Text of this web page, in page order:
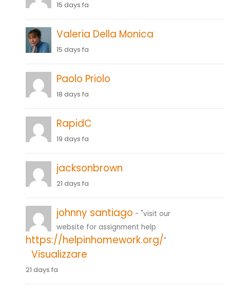
15 days fa
Valeria Della Monica
15 days fa
Paolo Priolo
18 days fa
RapidC
19 days fa
jacksonbrown
21 days fa
johnny santiago - "visit our
website for assignment help
https://helpinhomework.org/"
Visualizzare
21 days fa